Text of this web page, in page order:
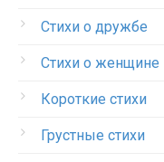
Стихи о дружбе
Стихи о женщине
Короткие стихи
Грустные стихи